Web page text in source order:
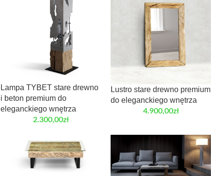
Lampa TYBET stare drewno
i beton premium do
eleganckiego wnętrza
2.300,00zł
Lustro stare drewno premium
do eleganckiego wnętrza
4.900,00zł